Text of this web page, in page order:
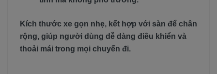
Kích thước xe gọn nhẹ, kết hợp với sàn để chân
rộng, giúp người dùng dễ dàng điều khiển và
thoải mái trong mọi chuyến đi.